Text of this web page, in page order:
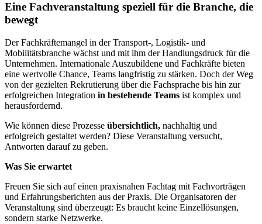
Eine Fachveranstaltung speziell für die Branche, die
bewegt
Der Fachkräftemangel in der Transport-, Logistik- und
Mobilitätsbranche wächst und mit ihm der Handlungsdruck für die
Unternehmen. Internationale Auszubildene und Fachkräfte bieten
eine wertvolle Chance, Teams langfristig zu stärken. Doch der Weg
von der gezielten Rekrutierung über die Fachsprache bis hin zur
erfolgreichen Integration in bestehende Teams ist komplex und
herausfordernd.
Wie können diese Prozesse übersichtlich, nachhaltig und
erfolgreich gestaltet werden? Diese Veranstaltung versucht,
Antworten darauf zu geben.
Was Sie erwartet
Freuen Sie sich auf einen praxisnahen Fachtag mit Fachvorträgen
und Erfahrungsberichten aus der Praxis. Die Organisatoren der
Veranstaltung sind überzeugt: Es braucht keine Einzellösungen,
sondern starke Netzwerke.